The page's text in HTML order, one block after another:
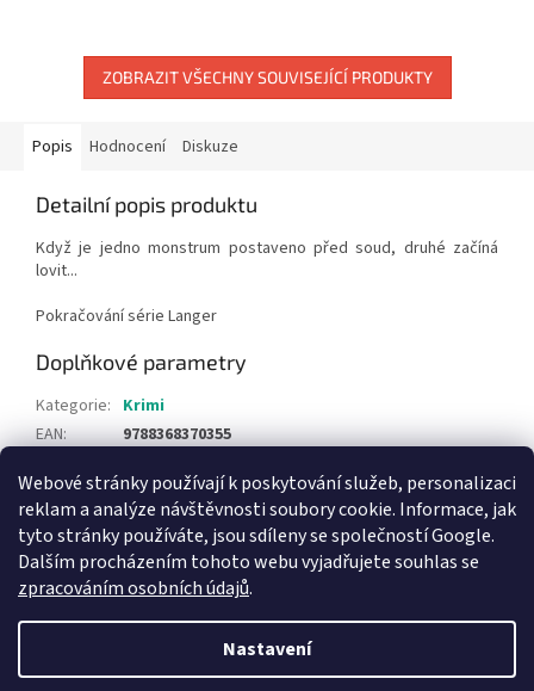
Webové stránky používají k poskytování služeb, personalizaci
reklam a analýze návštěvnosti soubory cookie. Informace, jak
tyto stránky používáte, jsou sdíleny se společností Google.
Dalším procházením tohoto webu vyjadřujete souhlas se
zpracováním osobních údajů.
Nastavení
ZOBRAZIT VŠECHNY SOUVISEJÍCÍ PRODUKTY
Popis Hodnocení Diskuze
Detailní popis produktu
Když je jedno monstrum postaveno před soud, druhé začíná
lovit...
Pokračování série Langer
Doplňkové parametry
Kategorie: Krimi
EAN: 9788368370355
Knihy pro děti
Vytvořil Shoptet